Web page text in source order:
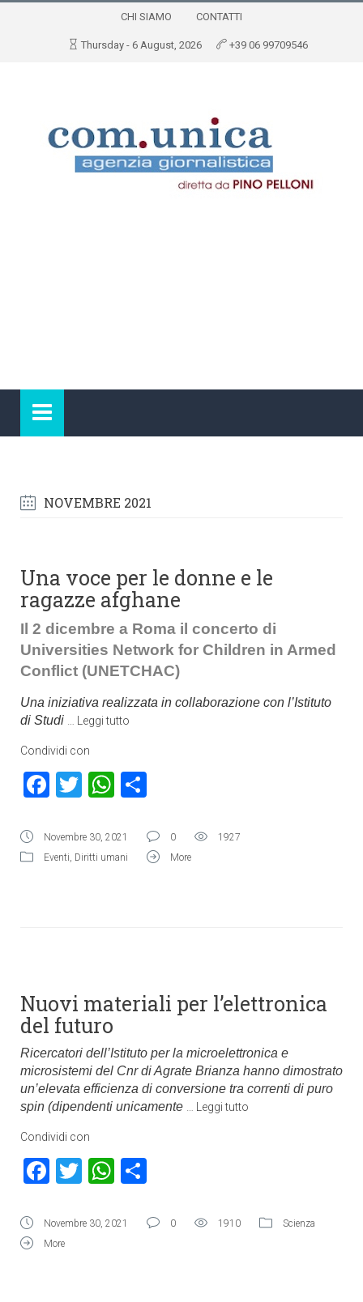
CHI SIAMO CONTATTI
Thursday - 6 August, 2026 +39 06 99709546
NOVEMBRE 2021
Una voce per le donne e le
ragazze afghane
Il 2 dicembre a Roma il concerto di
Universities Network for Children in Armed
Conflict (UNETCHAC)
Una iniziativa realizzata in collaborazione con l’Istituto
di Studi
Leggi tutto
Condividi con
Facebook
TwitterWhatsApp
Novembre 30, 2021 0
1927
Eventi, Diritti umani More
Nuovi materiali per l’elettronica
del futuro
Ricercatori dell’Istituto per la microelettronica e
microsistemi del Cnr di Agrate Brianza hanno dimostrato
un’elevata efficienza di conversione tra correnti di puro
spin (dipendenti unicamente
Leggi tutto
Condividi con
Facebook
TwitterWhatsApp
Novembre 30, 2021 0 1910
Scienza
More